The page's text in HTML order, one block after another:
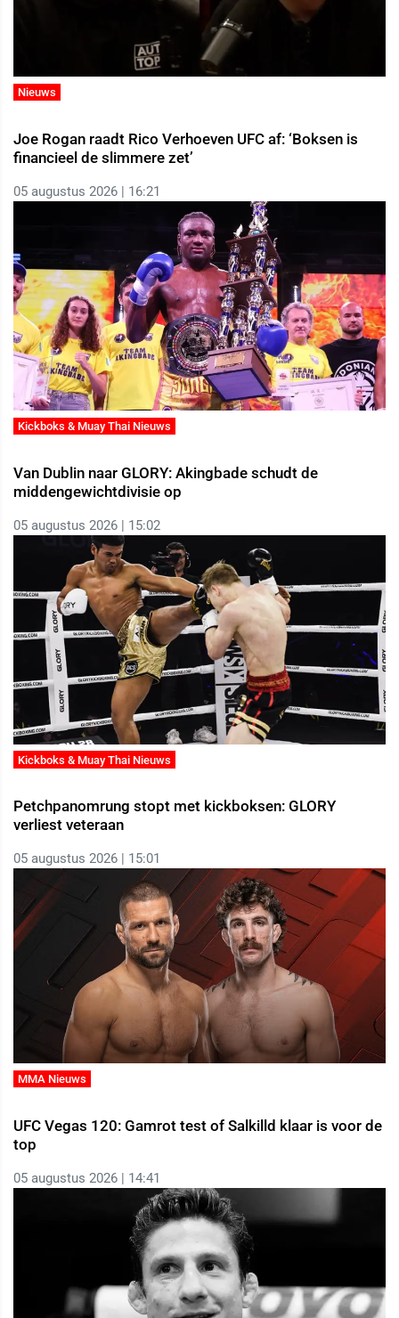
Nieuws
Joe Rogan raadt Rico Verhoeven UFC af: ‘Boksen is
financieel de slimmere zet’
05 augustus 2026 | 16:21
Kickboks & Muay Thai Nieuws
Van Dublin naar GLORY: Akingbade schudt de
middengewichtdivisie op
05 augustus 2026 | 15:02
Kickboks & Muay Thai Nieuws
Petchpanomrung stopt met kickboksen: GLORY
verliest veteraan
05 augustus 2026 | 15:01
MMA Nieuws
UFC Vegas 120: Gamrot test of Salkilld klaar is voor de
top
05 augustus 2026 | 14:41